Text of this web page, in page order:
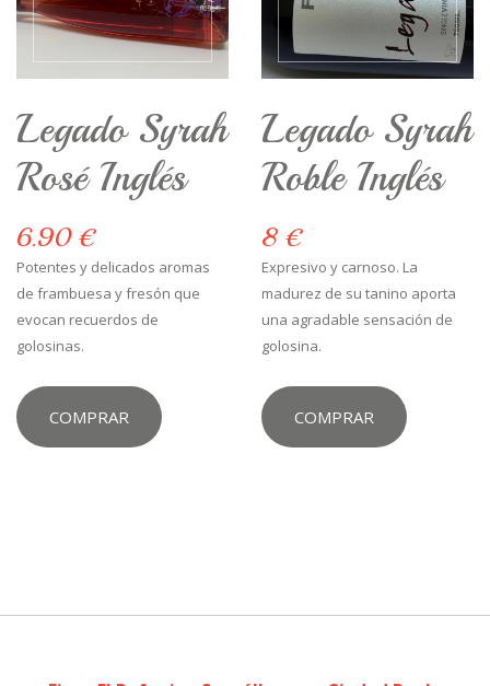
Legado Syrah
Rosé Inglés
6.90 €
Potentes y delicados aromas
de frambuesa y fresón que
evocan recuerdos de
golosinas.
COMPRAR
Legado Syrah
Roble Inglés
8 €
Expresivo y carnoso. La
madurez de su tanino aporta
una agradable sensación de
golosina.
COMPRAR